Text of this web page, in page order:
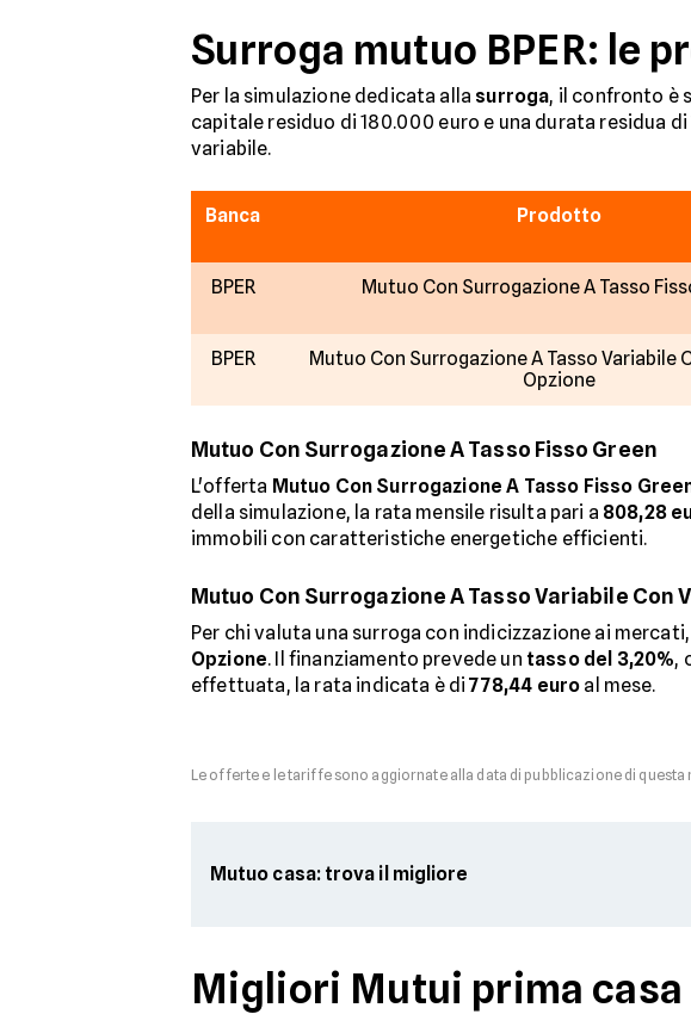
Surroga mutuo BPER: le
Per la simulazione dedicata alla surroga, il confronto è
capitale residuo di 180.000 euro e una durata residua
variabile.
Banca Prodotto
BPER Mutuo Con Surrogazione A Tasso
BPER
Mutuo Con Surrogazione A Tasso Variabile
Opzione
Mutuo Con Surrogazione A Tasso Fisso Green
L'offerta Mutuo Con Surrogazione A Tasso Fisso
della simulazione, la rata mensile risulta pari a 808,28
immobili con caratteristiche energetiche efficienti.
Mutuo Con Surrogazione A Tasso Variabile Con
Per chi valuta una surroga con indicizzazione ai mercati,
Opzione. Il finanziamento prevede un tasso del 3,20%,
effettuata, la rata indicata è di778,44 euro al mese.
Le offerte e le tariffe sono aggiornate alla data di pubblicazione di
Mutuo casa: trova il migliore
Migliori Mutui prima casa